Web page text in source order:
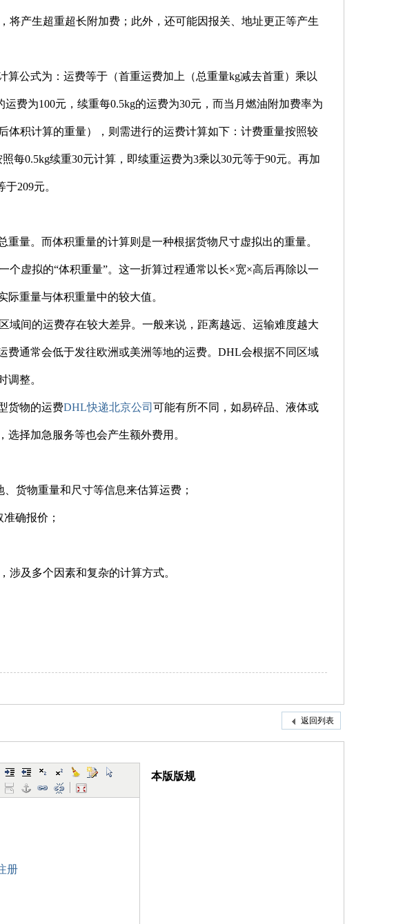
产生超重超长附加费；此外，还可能因报关、地址更正等产生
公式为：运费等于（首重运费加上（总重量kg减去首重）乘以
费为100元，续重每0.5kg的运费为30元，而当月燃油附加费率为
体积计算的重量），则需进行的运费计算如下：计费重量按照较
每0.5kg续重30元计算，即续重运费为3乘以30元等于90元。再加
209元。
量。而体积重量的计算则是一种根据货物尺寸虚拟出的重量。
虚拟的“体积重量”。这一折算过程通常以长×宽×高后再除以一
际重量与体积重量中的较大值。
间的运费存在较大差异。一般来说，距离越远、运输难度越大
通常会低于发往欧洲或美洲等地的运费。DHL会根据不同区域
调整。
货物的运费DHL快递北京公司 可能有所不同，如易碎品、液体或
择加急服务等也会产生额外费用。
货物重量和尺寸等信息来估算运费；
确报价；
及多个因素和复杂的计算方式。
返回列表
册
本版版规